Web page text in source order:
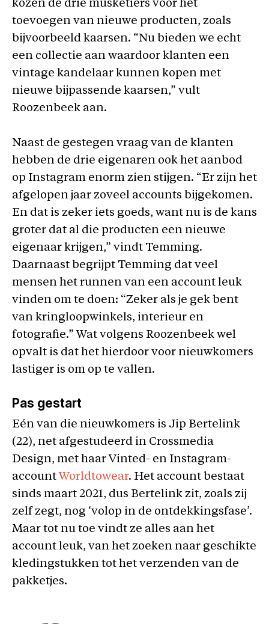
kozen de drie musketiers voor het
toevoegen van nieuwe producten, zoals
bijvoorbeeld kaarsen. “Nu bieden we echt
een collectie aan waardoor klanten een
vintage kandelaar kunnen kopen met
nieuwe bijpassende kaarsen,” vult
Roozenbeek aan.
Naast de gestegen vraag van de klanten
hebben de drie eigenaren ook het aanbod
op Instagram enorm zien stijgen. “Er zijn het
afgelopen jaar zoveel accounts bijgekomen.
En dat is zeker iets goeds, want nu is de kans
groter dat al die producten een nieuwe
eigenaar krijgen,” vindt Temming.
Daarnaast begrijpt Temming dat veel
mensen het runnen van een account leuk
vinden om te doen: “Zeker als je gek bent
van kringloopwinkels, interieur en
fotografie.” Wat volgens Roozenbeek wel
opvalt is dat het hierdoor voor nieuwkomers
lastiger is om op te vallen.
Pas gestart
Eén van die nieuwkomers is Jip Bertelink
(22), net afgestudeerd in Crossmedia
Design, met haar Vinted- en Instagram-
account Worldtowear. Het account bestaat
sinds maart 2021, dus Bertelink zit, zoals zij
zelf zegt, nog ‘volop in de ontdekkingsfase’.
Maar tot nu toe vindt ze alles aan het
account leuk, van het zoeken naar geschikte
kledingstukken tot het verzenden van de
pakketjes.